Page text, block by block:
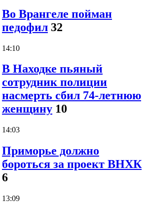
Во Врангеле пойман
педофил 32
14:10
В Находке пьяный
сотрудник полиции
насмерть сбил 74-летнюю
женщину 10
14:03
Приморье должно
бороться за проект ВНХК
6
13:09